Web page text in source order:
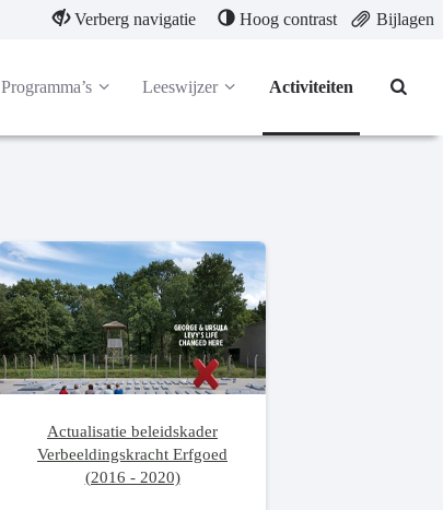
Verberg navigatie Hoog contrast Bijlagen
Programma’s Leeswijzer Activiteiten
Actualisatie beleidskader
Verbeeldingskracht Erfgoed
(2016 - 2020)